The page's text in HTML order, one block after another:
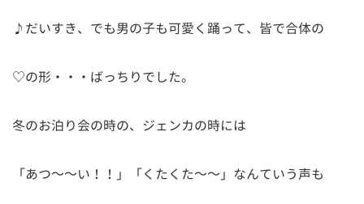
♪だいすき、でも男の子も可愛く踊って、皆で合体の
♡の形・・・ばっちりでした。
冬のお泊り会の時の、ジェンカの時には
「あつ～～い！！」「くたくた～～」なんていう声も